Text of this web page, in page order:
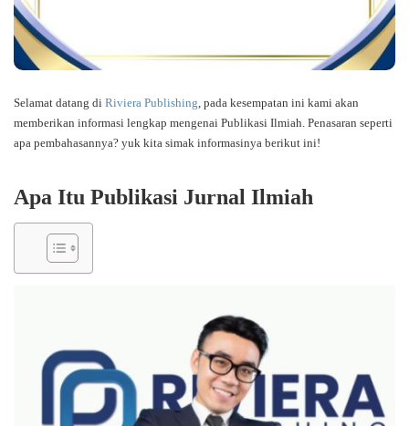
Selamat datang di Riviera Publishing , pada kesempatan ini kami akan
memberikan informasi lengkap mengenai Publikasi Ilmiah. Penasaran seperti
apa pembahasannya? yuk kita simak informasinya berikut ini!
Apa Itu Publikasi Jurnal Ilmiah